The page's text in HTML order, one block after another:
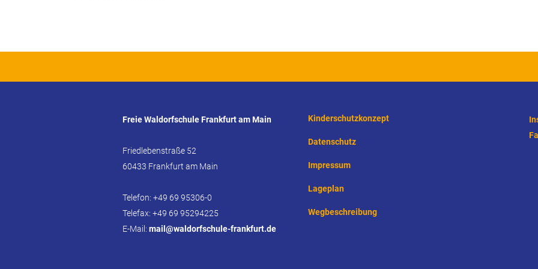
Freie Waldorfschule Frankfurt am Main
Friedlebenstraße 52
60433 Frankfurt am Main
Telefon: +49 69 95306-0
Telefax: +49 69 95294225
E-Mail: mail@waldorfschule-frankfurt.de
Kinderschutzkonzept
Datenschutz
Impressum
Lageplan
Wegbeschreibung